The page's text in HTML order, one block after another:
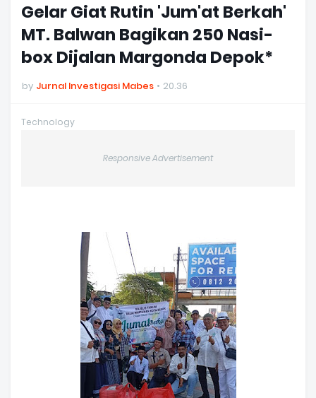
Gelar Giat Rutin 'Jum'at Berkah'
MT. Balwan Bagikan 250 Nasi-
box Dijalan Margonda Depok*
by Jurnal Investigasi Mabes 20.36
Technology
Responsive Advertisement